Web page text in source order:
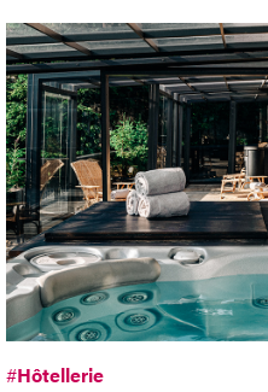
#Hôtellerie